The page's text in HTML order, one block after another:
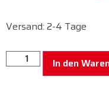
Versand: 2-4 Tage
In den